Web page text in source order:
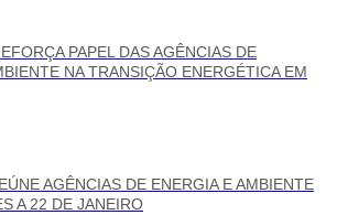
PAPEL DAS AGÊNCIAS DE
NA TRANSIÇÃO ENERGÉTICA EM
AGÊNCIAS DE ENERGIA E AMBIENTE
A 22 DE JANEIRO